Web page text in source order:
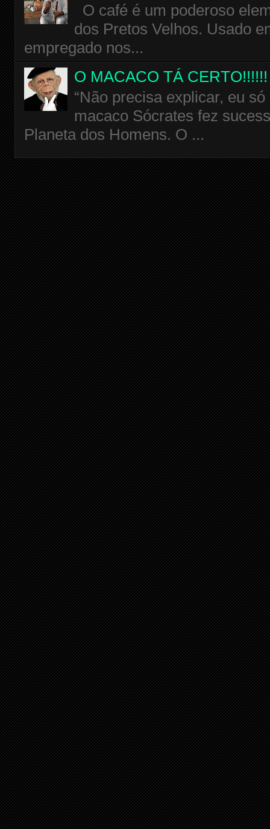
O café é um poderoso
dos Pretos Velhos. Usado
empregado nos...
O MACACO TÁ CERTO!!!!!!
“Não precisa explicar, eu
macaco Sócrates fez
Planeta dos Homens. O ...